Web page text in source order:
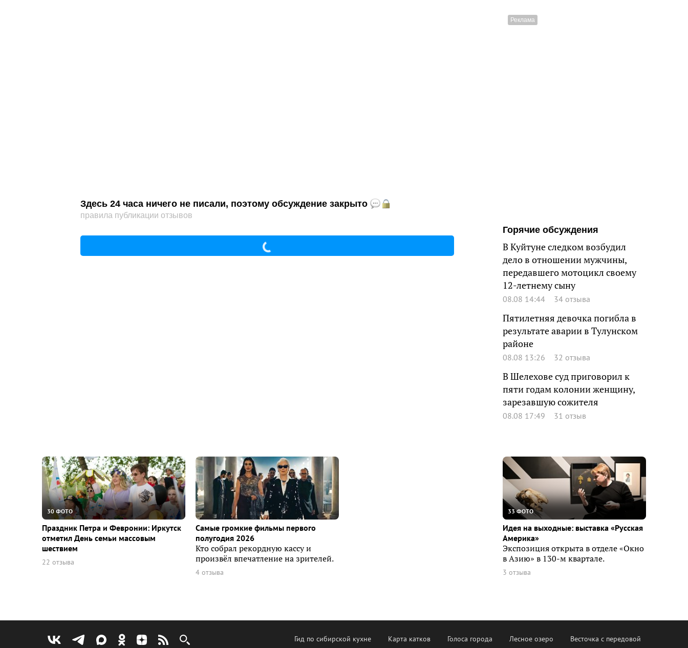
Здесь 24 часа ничего не писали, поэтому обсуждение закрыто
правила публикации отзывов
Горячие обсуждения
В Куйтуне следком возбудил
дело в отношении мужчины,
передавшего мотоцикл своему
12-летнему сыну
08.08 14:44 34 отзыва
Пятилетняя девочка погибла в
результате аварии в Тулунском
районе
08.08 13:26 32 отзыва
В Шелехове суд приговорил к
пяти годам колонии женщину,
зарезавшую сожителя
08.08 17:49 31 отзыв
30 ФОТО
Праздник Петра и Февронии: Иркутск
отметил День семьи массовым
шествием
22 отзыва
Самые громкие фильмы первого
полугодия 2026
Кто собрал рекордную кассу и
произвёл впечатление на зрителей.
4 отзыва
33 ФОТО
Идея на выходные: выставка «Русская
Америка»
Экспозиция открыта в отделе «Окно
в Азию» в 130-м квартале.
3 отзыва
Гид по сибирской кухне Карта катков Голоса города Лесное озеро Весточка с передовой